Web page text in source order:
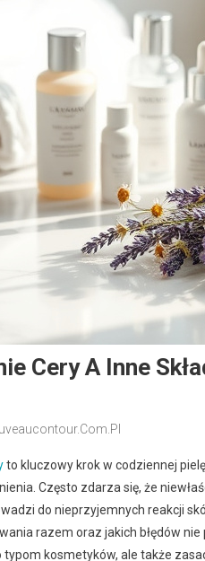
Cery A Inne
to kluczowy krok w codziennej
Często zdarza się, że
do nieprzyjemnych reakcji
razem oraz jakich błędów
kosmetyków, ale także